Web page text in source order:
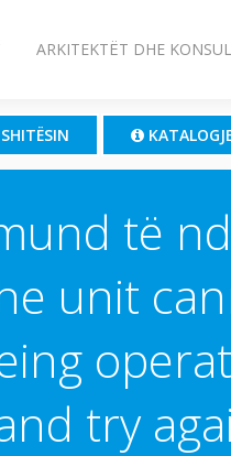
ARKITEKTËT DHE
të
unit
try